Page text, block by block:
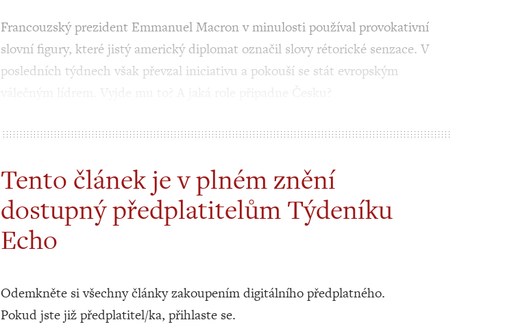
Francouzský prezident Emmanuel Macron v minulosti používal provokativní
slovní figury, které jistý americký diplomat označil slovy rétorické senzace. V
posledních týdnech však převzal iniciativu a pokouší se stát evropským
Tento článek je v plném znění
dostupný předplatitelům Týdeníku
Echo
Odemkněte si všechny články zakoupením digitálního předplatného.
Pokud jste již předplatitel/ka, přihlaste se.